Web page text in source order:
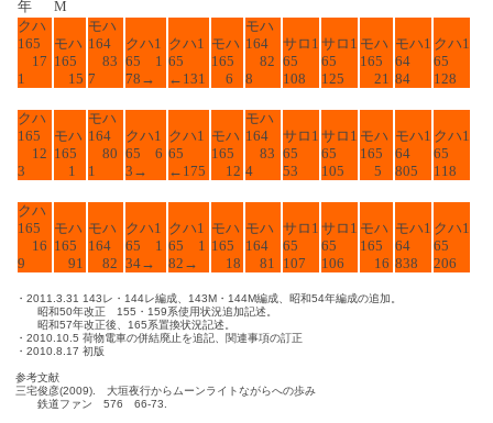
年
M
クハ
165
17
1
モハ
165
15
モハ
164
83
7
クハ1
65 1
78→
クハ1
65
←131
モハ
165
6
モハ
164
82
8
サロ1
65
108
サロ1
65
125
モハ
165
21
モハ1
64
84
クハ1
65
128
クハ
165
12
3
モハ
165
1
モハ
164
80
1
クハ1
65 6
3→
クハ1
65
←175
モハ
165
12
モハ
164
83
4
サロ1
65
53
サロ1
65
105
モハ
165
5
モハ1
64
805
クハ1
65
118
クハ
165
16
9
モハ
165
91
モハ
164
82
クハ1
65 1
34→
クハ1
65 1
82→
モハ
165
18
モハ
164
81
サロ1
65
107
サロ1
65
106
モハ
165
16
モハ1
64
838
クハ1
65
206
・2011.3.31 143レ・144レ編成、143M・144M編成、昭和54年編成の追加。
昭和50年改正 155・159系使用状況追加記述。
昭和57年改正後、165系置換状況記述。
・2010.10.5 荷物電車の併結廃止を追記、関連事項の訂正
・2010.8.17 初版
参考文献
三宅俊彦(2009). 大垣夜行からムーンライトながらへの歩み
鉄道ファン 576 66-73.